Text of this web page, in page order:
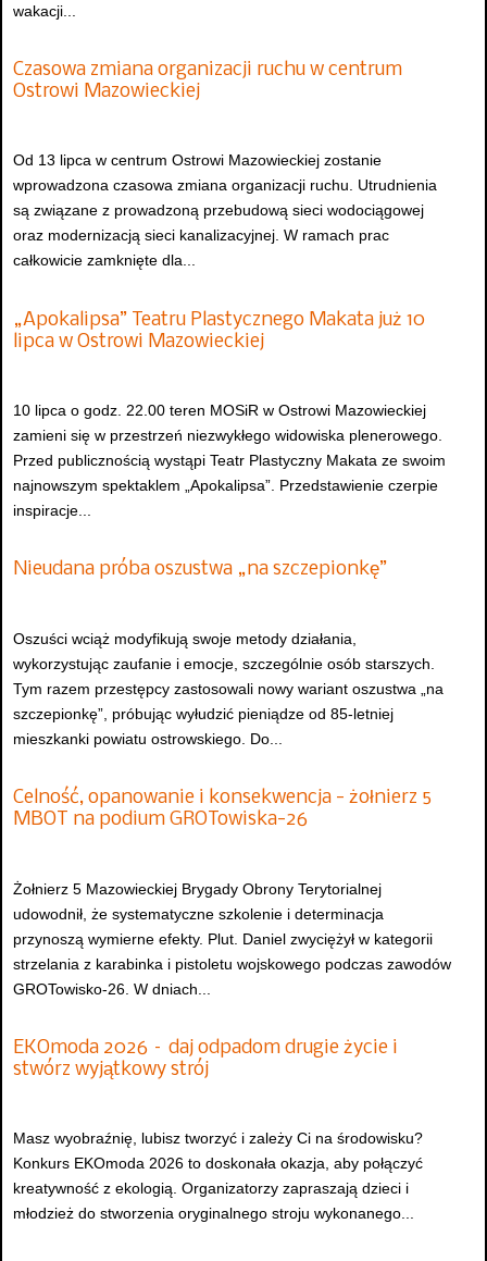
wakacji...
Czasowa zmiana organizacji ruchu w centrum
Ostrowi Mazowieckiej
Od 13 lipca w centrum Ostrowi Mazowieckiej zostanie
wprowadzona czasowa zmiana organizacji ruchu. Utrudnienia
są związane z prowadzoną przebudową sieci wodociągowej
oraz modernizacją sieci kanalizacyjnej. W ramach prac
całkowicie zamknięte dla...
„Apokalipsa” Teatru Plastycznego Makata już 10
lipca w Ostrowi Mazowieckiej
10 lipca o godz. 22.00 teren MOSiR w Ostrowi Mazowieckiej
zamieni się w przestrzeń niezwykłego widowiska plenerowego.
Przed publicznością wystąpi Teatr Plastyczny Makata ze swoim
najnowszym spektaklem „Apokalipsa”. Przedstawienie czerpie
inspiracje...
Nieudana próba oszustwa „na szczepionkę”
Oszuści wciąż modyfikują swoje metody działania,
wykorzystując zaufanie i emocje, szczególnie osób starszych.
Tym razem przestępcy zastosowali nowy wariant oszustwa „na
szczepionkę”, próbując wyłudzić pieniądze od 85-letniej
mieszkanki powiatu ostrowskiego. Do...
Celność, opanowanie i konsekwencja - żołnierz 5
MBOT na podium GROTowiska-26
Żołnierz 5 Mazowieckiej Brygady Obrony Terytorialnej
udowodnił, że systematyczne szkolenie i determinacja
przynoszą wymierne efekty. Plut. Daniel zwyciężył w kategorii
strzelania z karabinka i pistoletu wojskowego podczas zawodów
GROTowisko-26. W dniach...
EKOmoda 2026 – daj odpadom drugie życie i
stwórz wyjątkowy strój
Masz wyobraźnię, lubisz tworzyć i zależy Ci na środowisku?
Konkurs EKOmoda 2026 to doskonała okazja, aby połączyć
kreatywność z ekologią. Organizatorzy zapraszają dzieci i
młodzież do stworzenia oryginalnego stroju wykonanego...